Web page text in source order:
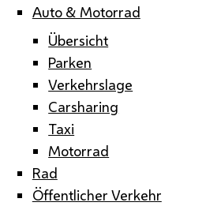
Auto & Motorrad
Übersicht
Parken
Verkehrslage
Carsharing
Taxi
Motorrad
Rad
Öffentlicher Verkehr